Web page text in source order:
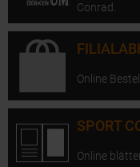
Conrad.
Online
SPORT
Online